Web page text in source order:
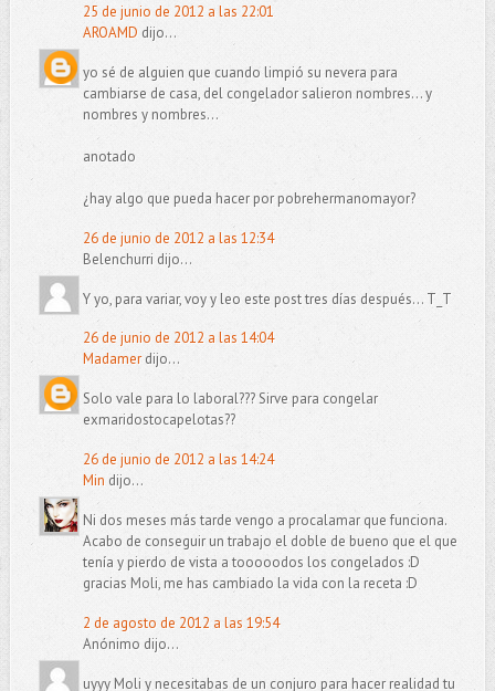
25 de junio de 2012 a las 22:01
AROAMD dijo...
yo sé de alguien que cuando limpió su nevera para
cambiarse de casa, del congelador salieron nombres... y
nombres y nombres...
anotado
¿hay algo que pueda hacer por pobrehermanomayor?
26 de junio de 2012 a las 12:34
Belenchurri dijo...
Y yo, para variar, voy y leo este post tres días después... T_T
26 de junio de 2012 a las 14:04
Madamerdijo...
Solo vale para lo laboral??? Sirve para congelar
exmaridostocapelotas??
26 de junio de 2012 a las 14:24
Min dijo...
Ni dos meses más tarde vengo a procalamar que funciona.
Acabo de conseguir un trabajo el doble de bueno que el que
tenía y pierdo de vista a tooooodos los congelados :D
gracias Moli, me has cambiado la vida con la receta :D
2 de agosto de 2012 a las 19:54
Anónimo dijo...
uyyy Moli y necesitabas de un conjuro para hacer realidad tu